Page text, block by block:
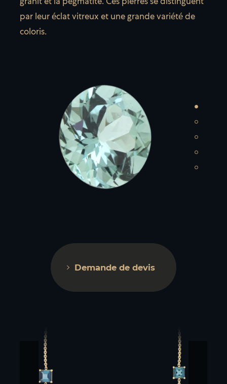
granit et la pegmatite. Ces pierres se distinguent
par leur éclat vitreux et une grande variété de
coloris.
Demande de devis